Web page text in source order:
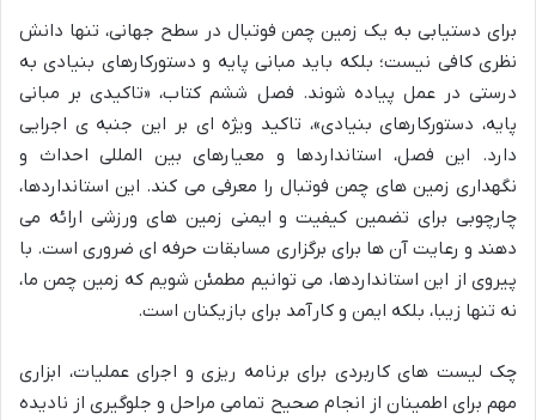
برای دستیابی به یک زمین چمن فوتبال در سطح جهانی، تنها دانش
نظری کافی نیست؛ بلکه باید مبانی پایه و دستورکارهای بنیادی به
درستی در عمل پیاده شوند. فصل ششم کتاب، «تاکیدی بر مبانی
پایه، دستورکارهای بنیادی»، تاکید ویژه ای بر این جنبه ی اجرایی
دارد. این فصل، استانداردها و معیارهای بین المللی احداث و
نگهداری زمین های چمن فوتبال را معرفی می کند. این استانداردها،
چارچوبی برای تضمین کیفیت و ایمنی زمین های ورزشی ارائه می
دهند و رعایت آن ها برای برگزاری مسابقات حرفه ای ضروری است. با
پیروی از این استانداردها، می توانیم مطمئن شویم که زمین چمن ما،
نه تنها زیبا، بلکه ایمن و کارآمد برای بازیکنان است.
چک لیست های کاربردی برای برنامه ریزی و اجرای عملیات، ابزاری
مهم برای اطمینان از انجام صحیح تمامی مراحل و جلوگیری از نادیده